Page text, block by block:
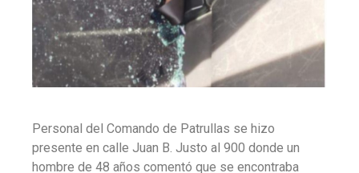
Personal del Comando de Patrullas se hizo
presente en calle Juan B. Justo al 900 donde un
hombre de 48 años comentó que se encontraba